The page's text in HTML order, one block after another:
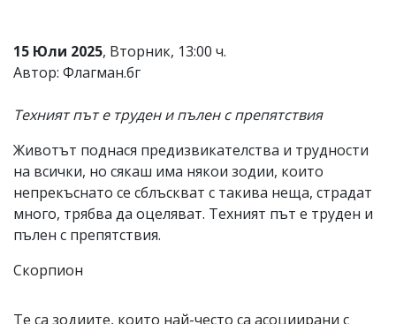
статиите
се
въвеждат
читателите
редакцията
носи
отговорност
за
Ако
обиден
коментар,
15 Юли 2025, Вторник, 13:00 ч.
Автор: Флагман.бг
Техният път е труден и пълен с препятствия
Животът поднася предизвикателства и трудности
на всички, но сякаш има някои зодии, които
непрекъснато се сблъскват с такива неща, страдат
много, трябва да оцеляват. Техният път е труден и
пълен с препятствия.
Скорпион
Те са зодиите, които най-често са асоциирани с